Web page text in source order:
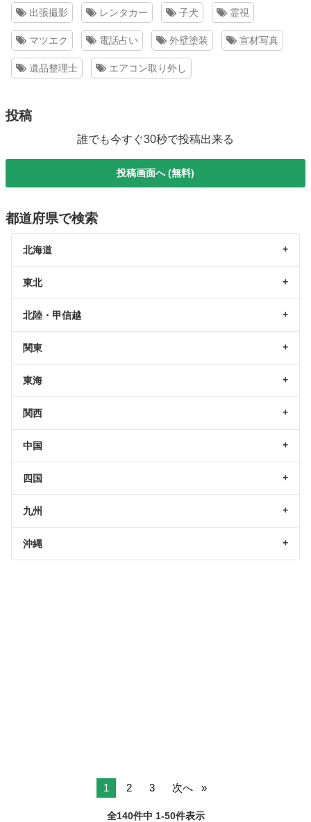
出張撮影 レンタカー 子犬 霊視
マツエク 電話占い 外壁塗装 宣材写真
遺品整理士 エアコン取り外し
投稿
誰でも今すぐ30秒で投稿出来る
投稿画面へ (無料)
都道府県で検索
北海道
東北
北陸・甲信越
関東
東海
関西
中国
四国
九州
沖縄
1 2 3 次へ
全140件中 1-50件表示